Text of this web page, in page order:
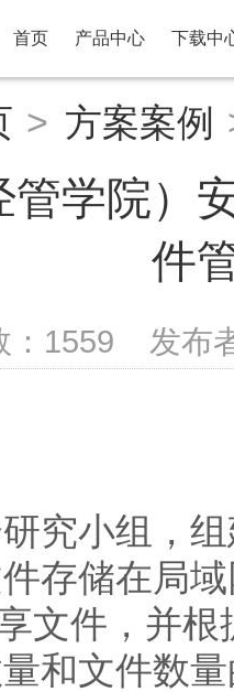
首页 产品中心 下载中
> 方案案例
管学院）
件
1559 发布
究小组，
存储在局
文件，并
和文件数